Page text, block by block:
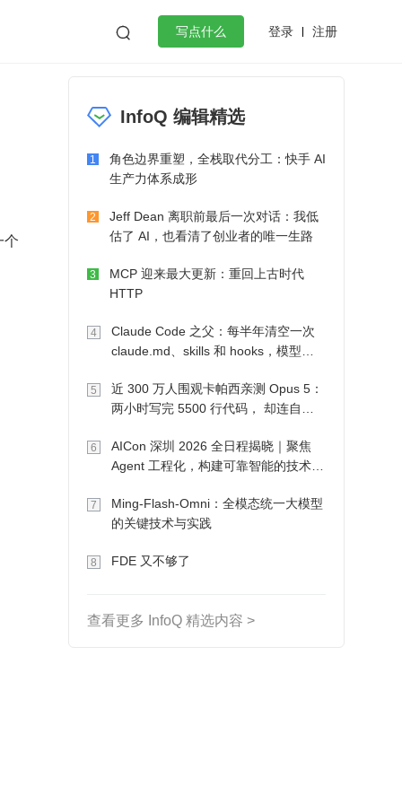
 写点什么 登录 注册
微服务架构 flutter
个
InfoQ 编辑精选
1
角色边界重塑，全栈取代分工：快手 AI
生产力体系成形
2
Jeff Dean 离职前最后一次对话：我低
估了 AI，也看清了创业者的唯一生路
3
MCP 迎来最大更新：重回上古时代
HTTP
4
Claude Code 之父：每半年清空一次
claude.md、skills 和 hooks，模型自
5
近 300 万人围观卡帕西亲测 Opus 5：
两小时写完 5500 行代码， 却连自己
6
AICon 深圳 2026 全日程揭晓｜聚焦
Agent 工程化，构建可靠智能的技术路
7
Ming-Flash-Omni：全模态统一大模型
的关键技术与实践
8 FDE 又不够了
查看更多 InfoQ 精选内容 >